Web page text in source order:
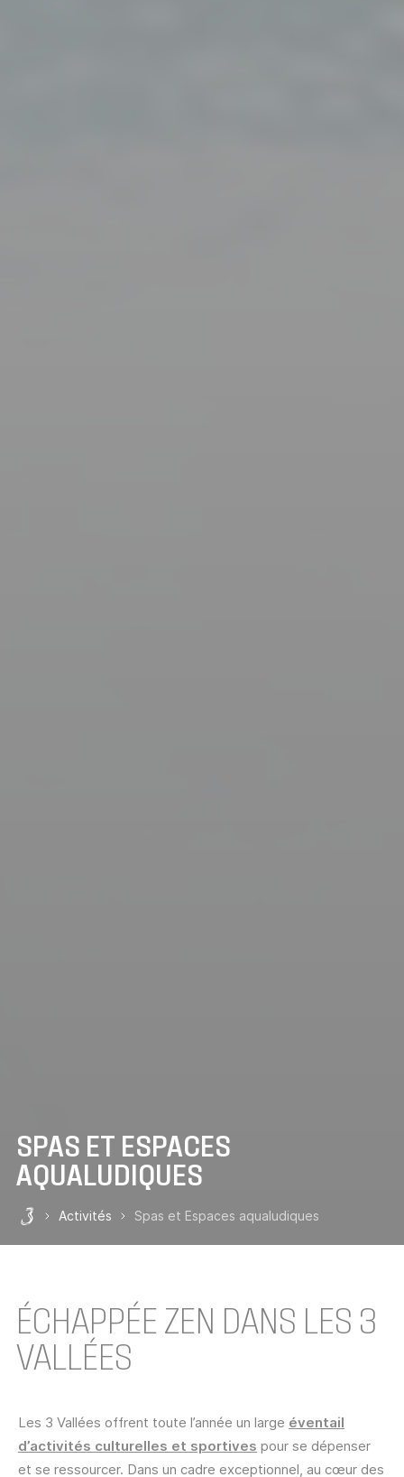
SPAS ET ESPACES
AQUALUDIQUES
Activités Spas et Espaces aqualudiques
ÉCHAPPÉE ZEN DANS LES 3
VALLÉES
Les 3 Vallées offrent toute l’année un large éventail
d’activités culturelles et sportives pour se dépenser
et se ressourcer. Dans un cadre exceptionnel, au cœur des